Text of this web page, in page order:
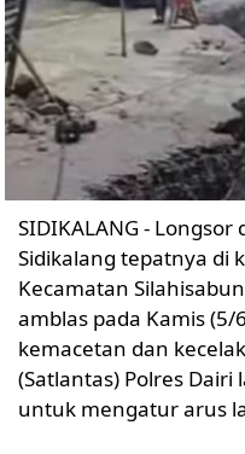
SIDIKALANG -
Sidikalang tepatnya di
Kecamatan
amblas pada Kamis
kemacetan dan
(Satlantas) Polres
untuk mengatur arus